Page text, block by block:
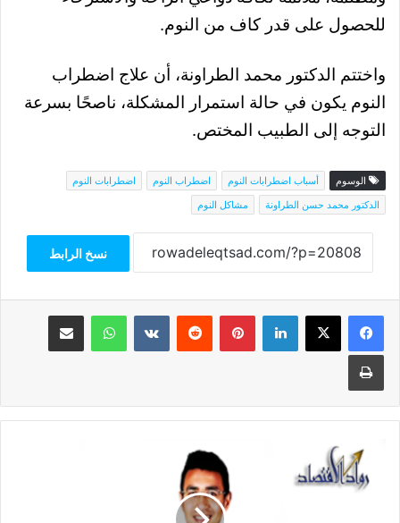
للحصول على قدر كاف من النوم.
واختتم الدكتور محمد الطراونة، أن علاج اضطراب
النوم يكون في حالة استمرار المشكلة، ناصحًا بسرعة
التوجه إلى الطبيب المختص.
الوسوم أسباب اضطرابات النوم اضطراب النوم
اضطرابات النوم
الدكتور محمد حسن الطراونة
مشاكل النوم
نسخ الرابط
فيسبوك‫X لينكدإن بينتيريست واتساب مشاركة عبر البريد
طباعة
إنجاز
عربي
متميز: